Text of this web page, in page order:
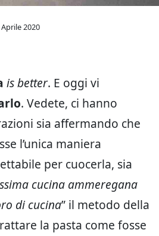
2020
is better. E oggi vi
. Vedete, ci hanno
sia affermando che
l’unica maniera
per cuocerla, sia
cucina ammeregana
di cucina” il metodo della
la pasta come fosse